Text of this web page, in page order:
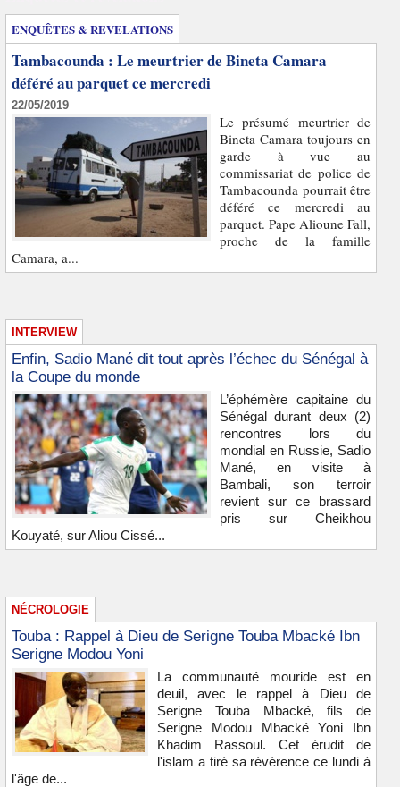
ENQUÊTES & REVELATIONS
Tambacounda : Le meurtrier de Bineta Camara
déféré au parquet ce mercredi
22/05/2019
Le présumé meurtrier de
Bineta Camara toujours en
garde à vue au
commissariat de police de
Tambacounda pourrait être
déféré ce mercredi au
parquet. Pape Alioune Fall,
proche de la famille
Camara, a...
INTERVIEW
Enfin, Sadio Mané dit tout après l’échec du Sénégal à
la Coupe du monde
L’éphémère capitaine du
Sénégal durant deux (2)
rencontres lors du
mondial en Russie, Sadio
Mané, en visite à
Bambali, son terroir
revient sur ce brassard
pris sur Cheikhou
Kouyaté, sur Aliou Cissé...
NÉCROLOGIE
Touba : Rappel à Dieu de Serigne Touba Mbacké Ibn
Serigne Modou Yoni
La communauté mouride est en
deuil, avec le rappel à Dieu de
Serigne Touba Mbacké, fils de
Serigne Modou Mbacké Yoni Ibn
Khadim Rassoul. Cet érudit de
l'islam a tiré sa révérence ce lundi à
l'âge de...